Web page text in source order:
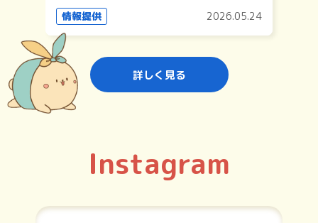
情報提供 2026.05.24
詳しく見る
Instagram